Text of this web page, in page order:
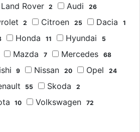
Rover 2 Audi 26
2 Citroen 25 Dacia 1
Honda 11 Hyundai 5
Mazda 7 Mercedes 68
9 Nissan 20 Opel 24
55 Skoda 2
10 Volkswagen 72